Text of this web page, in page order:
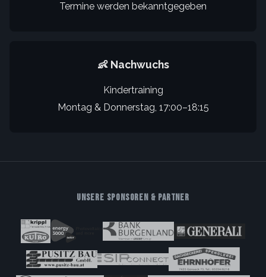
Termine werden bekanntgegeben
👶 Nachwuchs
Kindertraining
Montag & Donnerstag, 17:00–18:15
UNSERE SPONSOREN & PARTNER